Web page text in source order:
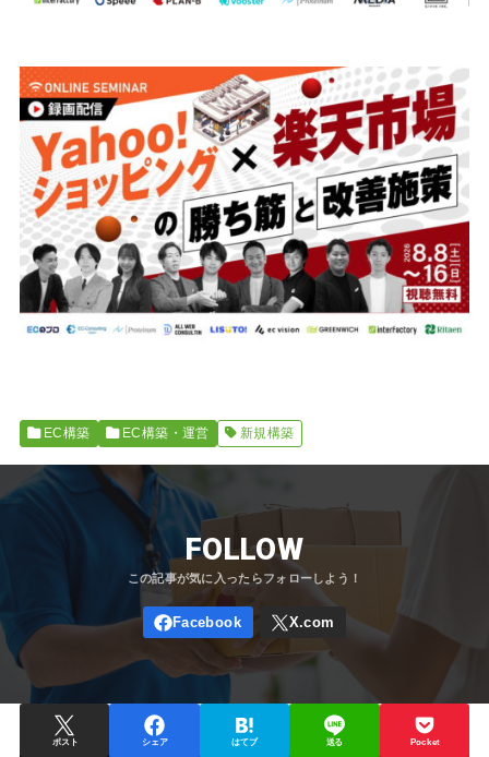
EC構築 EC構築・運営 新規構築
FOLLOW
ポスト シェア はてブ 送る Pocket